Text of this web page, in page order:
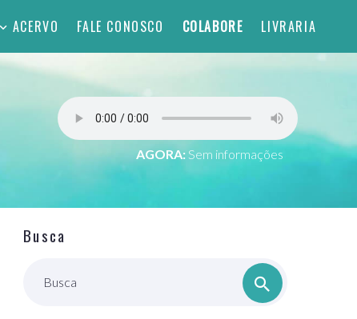
ACERVO FALE CONOSCO COLABORE LIVRARIA
AGORA: Sem informações
Busca
Busca